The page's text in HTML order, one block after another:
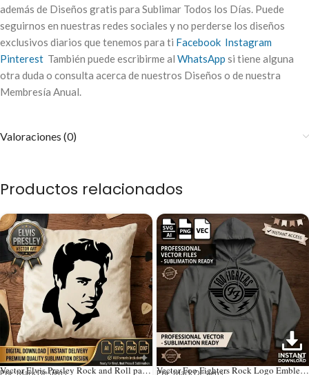
además de Diseños gratis para Sublimar Todos los Días. Puede
seguirnos en nuestras redes sociales y no perderse los diseños
exclusivos diarios que tenemos para ti Facebook Instagram
Pinterest También puede escribirme al WhatsApp si tiene alguna
otra duda o consulta acerca de nuestros Diseños o de nuestra
Membresía Anual.
Valoraciones (0)
Productos relacionados
Vector Elvis Presley Rock and Roll para Estampado y Corte
Por: Mark Designs Vector Foo Fighters Rock Logo Emblema para Estampado y Corte
Por: Mark Designs